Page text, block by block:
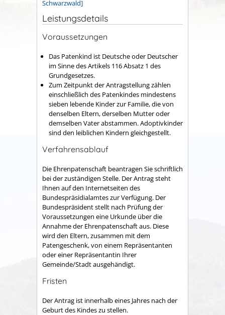
Schwarzwald]
Leistungsdetails
Voraussetzungen
Das Patenkind ist Deutsche oder Deutscher
im Sinne des Artikels 116 Absatz 1 des
Grundgesetzes.
Zum Zeitpunkt der Antragstellung zählen
einschließlich des Patenkindes mindestens
sieben lebende Kinder zur Familie, die von
denselben Eltern, derselben Mutter oder
demselben Vater abstammen.Adoptivkinder
sind den leiblichen Kindern gleichgestellt.
Verfahrensablauf
Die Ehrenpatenschaft beantragen Sie schriftlich
bei der zuständigen Stelle. Der Antrag steht
Ihnen auf den Internetseiten des
Bundespräsidialamtes zur Verfügung. Der
Bundespräsident stellt nach Prüfung der
Voraussetzungen eine Urkunde über die
Annahme der Ehrenpatenschaft aus. Diese
wird den Eltern, zusammen mit dem
Patengeschenk, von einem Repräsentanten
oder einer Repräsentantin Ihrer
Gemeinde/Stadt ausgehändigt.
Fristen
Der Antrag ist innerhalb eines Jahres nach der
Geburt des Kindes zu stellen.